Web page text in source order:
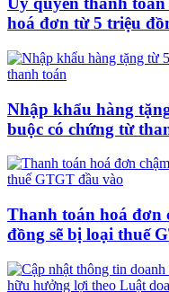
hoá đơn từ 5 triệu
Nhập khẩu hàng
buộc có chứng từ
Thanh toán hoá đơn
đồng sẽ bị loại thuế